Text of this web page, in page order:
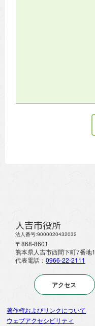
人吉市役所
法人番号:9000020432032
〒868-8601
熊本県人吉市西間下町7番地1
代表電話： 0966-22-2111
アクセス
著作権およびリンクについて
ウェブアクセシビリティ